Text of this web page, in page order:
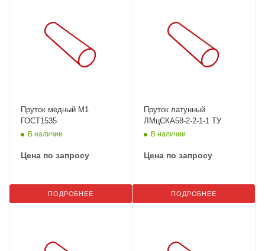
Пруток медный М1
ГОСТ1535
В наличии
Цена по запросу
ПОДРОБНЕЕ
Пруток латунный
ЛМцСКА58-2-2-1-1 ТУ
В наличии
Цена по запросу
ПОДРОБНЕЕ